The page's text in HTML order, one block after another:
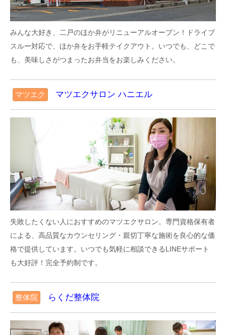
美容カイロひみこのブログ
１２月の予定
(2025/11/30)
しみ抜き例
(2025/8/8)
※閉店時間変更＆店舗休みのお知らせ
アロマハウスピュアカタン
ビフォーアフター(✪‿✪)ノ
(2024/4/19)
アロマハウスピュアカタン
キレイにダイエットするなら(*´罒`*)ﾆﾋﾋ♡
みんな大好き、二戸のほか弁がリニューアルオープン！ドライブ
スルー対応で、ほか弁をお手軽テイクアウト。いつでも、どこで
も、美味しさがつまったお弁当をお楽しみください。
マツエク マツエクサロン ハニエル
失敗したくない人におすすめのマツエクサロン。専門資格保有者
による、高品質なカウンセリング・親切丁寧な施術を良心的な価
格で提供しています。いつでも気軽に相談できるLINEサポート
も大好評！完全予約制です。
整体院 らくだ整体院